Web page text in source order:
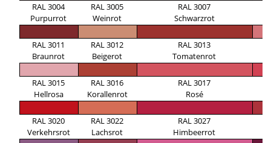
RAL 3004
Purpurrot
RAL 3005
Weinrot
RAL 3007
Schwarzrot
RAL 3011
Braunrot
RAL 3012
Beigerot
RAL 3013
Tomatenrot
RAL 3015
Hellrosa
RAL 3016
Korallenrot
RAL 3017
Rosé
RAL 3020
Verkehrsrot
RAL 3022
Lachsrot
RAL 3027
Himbeerrot